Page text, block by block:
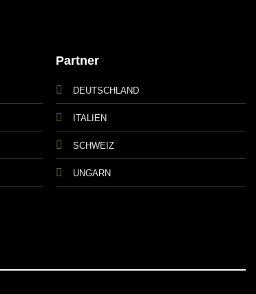
Partner
DEUTSCHLAND
ITALIEN
SCHWEIZ
UNGARN